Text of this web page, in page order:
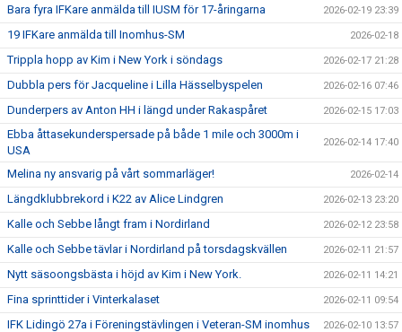
Bara fyra IFKare anmälda till IUSM för 17-åringarna 2026-02-19 23:39
19 IFKare anmälda till Inomhus-SM 2026-02-18
Trippla hopp av Kim i New York i söndags 2026-02-17 21:28
Dubbla pers för Jacqueline i Lilla Hässelbyspelen 2026-02-16 07:46
Dunderpers av Anton HH i längd under Rakaspåret 2026-02-15 17:03
Ebba åttasekunderspersade på både 1 mile och 3000m i
USA
2026-02-14 17:40
Melina ny ansvarig på vårt sommarläger! 2026-02-14
Längdklubbrekord i K22 av Alice Lindgren 2026-02-13 23:20
Kalle och Sebbe långt fram i Nordirland 2026-02-12 23:58
Kalle och Sebbe tävlar i Nordirland på torsdagskvällen 2026-02-11 21:57
Nytt säsoongsbästa i höjd av Kim i New York. 2026-02-11 14:21
Fina sprinttider i Vinterkalaset 2026-02-11 09:54
IFK Lidingö 27a i Föreningstävlingen i Veteran-SM inomhus 2026-02-10 13:57